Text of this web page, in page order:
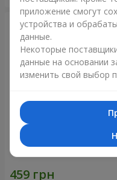
Коллекция шариков
"Люблю" - 5 шариков
приложение смогут
устройства и
данные.
Некоторые
данные на основании
изменить свой выбор